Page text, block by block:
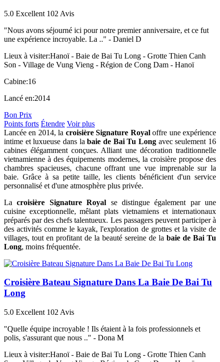
5.0 Excellent 102 Avis
"Nous avons séjourné ici pour notre premier anniversaire, et ce fut
une expérience incroyable. La .." - Daniel D
Lieux à visiter:Hanoï - Baie de Bai Tu Long - Grotte Thien Canh
Son - Village de Vung Vieng - Région de Cong Dam - Hanoï
Cabine:16
Lancé en:2014
Bon Prix
Points forts Étendre Voir plus
Lancée en 2014, la croisière Signature Royaloffre une expérience
intime et luxueuse dans labaie de Bai Tu Long avec seulement 16
cabines élégamment conçues. Alliant une décoration traditionnelle
vietnamienne à des équipements modernes, la croisière propose des
chambres spacieuses, chacune offrant une vue imprenable sur la
baie. Grâce à sa petite taille, les clients bénéficient d'un service
personnalisé et d'une atmosphère plus privée.
Lacroisière Signature Royal se distingue également par une
cuisine exceptionnelle, mêlant plats vietnamiens et internationaux
préparés par des chefs talentueux. Les passagers peuvent participer à
des activités comme le kayak, l'exploration de grottes et la visite de
villages, tout en profitant de la beauté sereine de la baie de Bai Tu
Long, moins fréquentée.
Croisière Bateau Signature Dans La Baie De Bai Tu
Long
5.0 Excellent 102 Avis
"Quelle équipe incroyable ! Ils étaient à la fois professionnels et
polis, s'assurant que nous .." - Dona M
Lieux à visiter:Hanoï - Baie de Bai Tu Long - Grotte Thien Canh